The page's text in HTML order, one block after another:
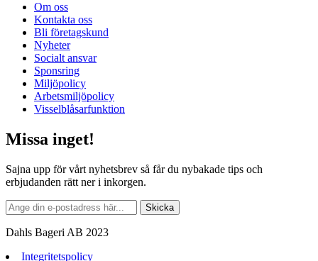
Om oss
Kontakta oss
Bli företagskund
Nyheter
Socialt ansvar
Sponsring
Miljöpolicy
Arbetsmiljöpolicy
Visselblåsarfunktion
Missa inget!
Sajna upp för vårt nyhetsbrev så får du nybakade tips och
erbjudanden rätt ner i inkorgen.
Dahls Bageri AB 2023
Integritetspolicy